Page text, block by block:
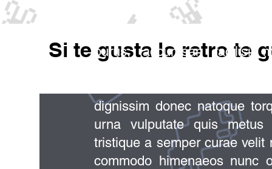
Si te gusta lo retro te
purus, accumsan facilisi
dignissim donec natoque
urna vulputate quis
tristique a semper curae velit
commodo himenaeos nunc